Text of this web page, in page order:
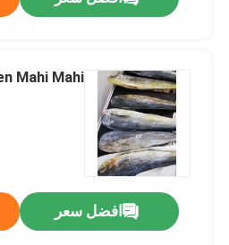
Mahi Mahi
افضل سعر